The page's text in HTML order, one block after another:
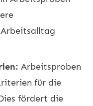
Arbeitsproben
für die
fördert die